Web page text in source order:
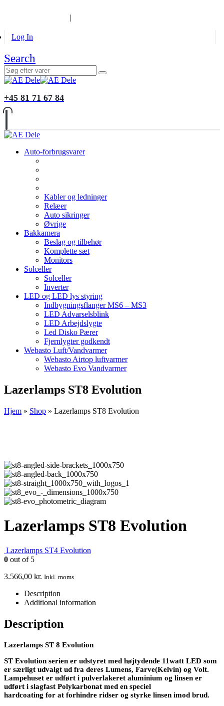
|
Log In
Search
+45 81 71 67 84
Auto-forbrugsvarer
Kabler og ledninger
Relæer
Auto sikringer
Øvrige
Bakkamera
Beslag og tilbehør
Komplette sæt
Monitors
Solceller
Solceller
Inverter
LED og LED lys styring
Indbygningsflanger MS6 – MS3
LED Advarselsblink
LED Arbejdslygte
Led Disko Pærer
Fjernlygter godkendt
Webasto Luft/Vandvarmer
Webasto Airtop luftvarmer
Webasto Evo Vandvarmer
Lazerlamps ST8 Evolution
Hjem » Shop » Lazerlamps ST8 Evolution
Lazerlamps ST8 Evolution
Lazerlamps ST4 Evolution
0 out of 5
3.566,00 kr. Inkl. moms
Description
Additional information
Description
Lazerlamps ST 8 Evolution
ST Evolution serien er udstyret med højtydende 11watt LED som
er særligt udvalgt ud fra deres Lumens, Farve(Kelvin) og Volt.
Lampehuset er udført i pulverlakeret aluminium og linsen er
udført i slagfast Polykarbonat med en speciel
hardcoating for at forhindre ridser og styrke linsen imod brud.